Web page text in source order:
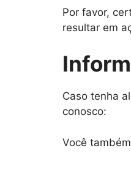
Por favor,
resultar em
Caso tenha
conosco:
Você